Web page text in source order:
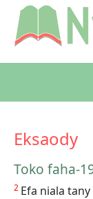
Eksaody
Toko faha-
2 Efa niala